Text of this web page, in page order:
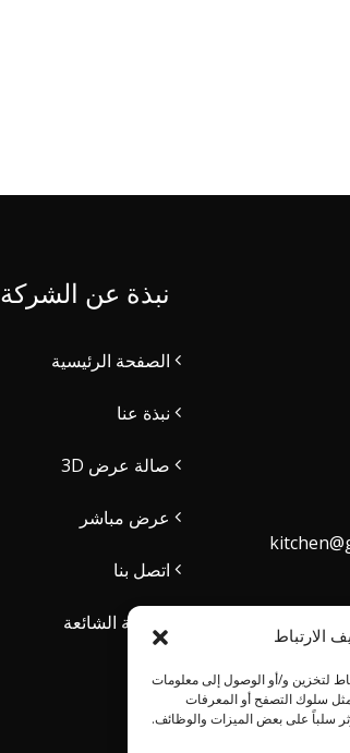
الارتباط
لتخزين و/أو الوصول إلى معلومات
مثل سلوك التصفح أو المعرفات
سلباً على بعض الميزات والوظائف.
نبذة عن الشركة
الصفحة الرئيسية
نبذة عنا
صالة عرض 3D
عرض مباشر
اتصل بنا
الأسئلة الشائعة